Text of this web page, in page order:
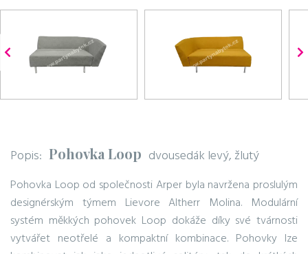
Popis: Pohovka Loop dvousedák levý, žlutý
Pohovka Loop od společnosti Arper byla navržena proslulým
designérským týmem Lievore Altherr Molina. Modulární
systém měkkých pohovek Loop dokáže díky své tvárnosti
vytvářet neotřelé a kompaktní kombinace. Pohovky lze